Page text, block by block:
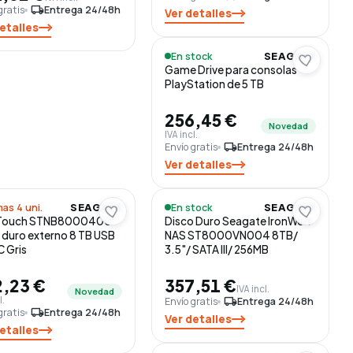
local_shippingEntrega 24/48h Ver detalles
En stock SEAGATE
Game Drive para consolas
PlayStation de 5 TB
256,45 €
IVA incl.
Novedad
Envío gratis local_shippingEntrega 24/48h
Ver detalles
4 uni. SEAGATE
STNB8000400
externo 8 TB USB
Gris
€ Novedad
local_shippingEntrega 24/48h
En stock SEAGATE
Disco Duro Seagate IronWolf
NAS ST8000VN004 8TB/
3.5"/ SATA III/ 256MB
357,51 €IVA incl.
Envío gratis local_shippingEntrega 24/48h
Ver detalles